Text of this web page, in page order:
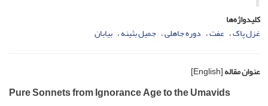
کلیدواژه‌ها
غزل پاک عفت دوره جاهلی جمیل بثینه بیابان
عنوان مقاله[English]
Pure Sonnets from Ignorance Age to the Umavids